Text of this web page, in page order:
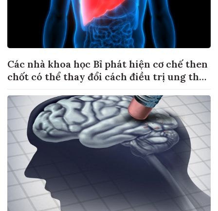
Các nhà khoa học Bỉ phát hiện cơ chế then
chốt có thể thay đổi cách điều trị ung thư